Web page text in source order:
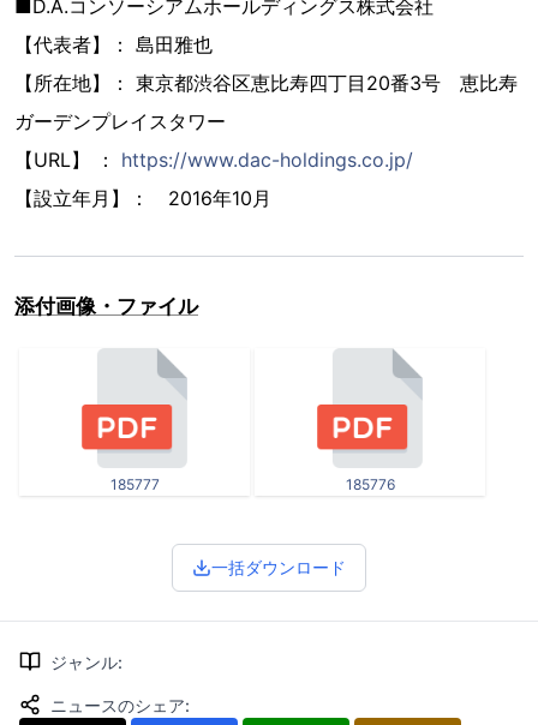
■D.A.コンソーシアムホールディングス株式会社
【代表者】： 島田雅也
【所在地】： 東京都渋谷区恵比寿四丁目20番3号 恵比寿
ガーデンプレイスタワー
【URL】 ： https://www.dac-holdings.co.jp/
【設立年月】： 2016年10月
添付画像・ファイル
185777 185776
一括ダウンロード
ジャンル:
ニュースのシェア: